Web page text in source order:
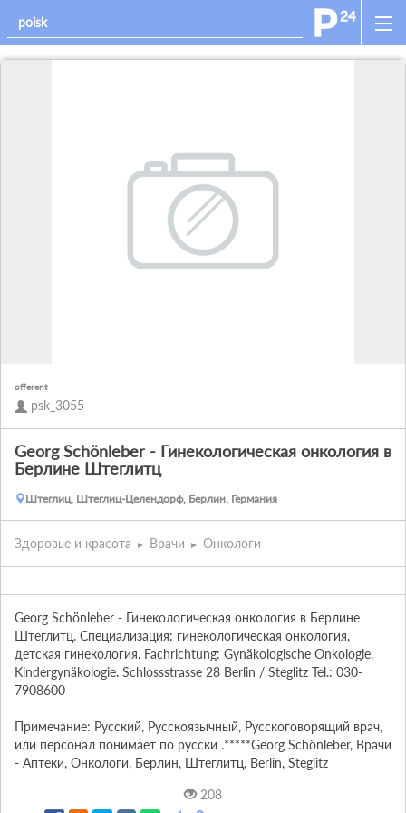
offerent
psk_3055
Georg Schönleber - Гинекологическая онкология в
Берлине Штеглитц
Штеглиц, Штеглиц-Целендорф, Берлин, Германия
Здоровье и красота Врачи Онкологи
Georg Schönleber - Гинекологическая онкология в Берлине
Штеглитц. Специализация: гинекологическая онкология,
детская гинекология. Fachrichtung: Gynäkologische Onkologie,
Kindergynäkologie. Schlossstrasse 28 Berlin / Steglitz Tel.: 030-
7908600
Примечание: Русский, Русскоязычный, Русскоговорящий врач,
или персонал понимает по русски .*****Georg Schönleber, Врачи
- Аптеки, Онкологи, Берлин, Штеглитц, Berlin, Steglitz
208